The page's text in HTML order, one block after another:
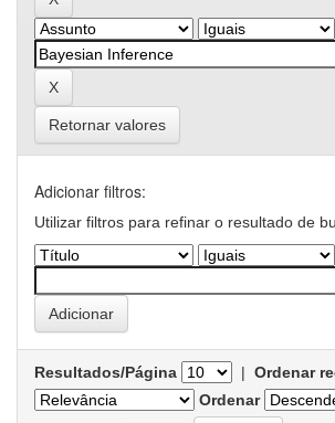
Retornar valores
Adicionar filtros:
Utilizar filtros para refinar o resultado de
Resultados/Página | Ordenar
Ordenar